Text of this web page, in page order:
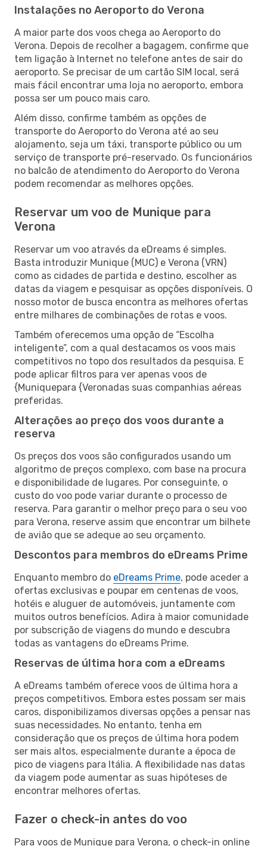
Instalações no Aeroporto do Verona
A maior parte dos voos chega ao Aeroporto do
Verona. Depois de recolher a bagagem, confirme que
tem ligação à Internet no telefone antes de sair do
aeroporto. Se precisar de um cartão SIM local, será
mais fácil encontrar uma loja no aeroporto, embora
possa ser um pouco mais caro.
Além disso, confirme também as opções de
transporte do Aeroporto do Verona até ao seu
alojamento, seja um táxi, transporte público ou um
serviço de transporte pré-reservado. Os funcionários
no balcão de atendimento do Aeroporto do Verona
podem recomendar as melhores opções.
Reservar um voo de Munique para
Verona
Reservar um voo através da eDreams é simples.
Basta introduzir Munique (MUC) e Verona (VRN)
como as cidades de partida e destino, escolher as
datas da viagem e pesquisar as opções disponíveis. O
nosso motor de busca encontra as melhores ofertas
entre milhares de combinações de rotas e voos.
Também oferecemos uma opção de “Escolha
inteligente”, com a qual destacamos os voos mais
competitivos no topo dos resultados da pesquisa. E
pode aplicar filtros para ver apenas voos de
{Muniquepara {Veronadas suas companhias aéreas
preferidas.
Alterações ao preço dos voos durante a
reserva
Os preços dos voos são configurados usando um
algoritmo de preços complexo, com base na procura
e disponibilidade de lugares. Por conseguinte, o
custo do voo pode variar durante o processo de
reserva. Para garantir o melhor preço para o seu voo
para Verona, reserve assim que encontrar um bilhete
de avião que se adeque ao seu orçamento.
Descontos para membros do eDreams Prime
Enquanto membro do eDreams Prime, pode aceder a
ofertas exclusivas e poupar em centenas de voos,
hotéis e aluguer de automóveis, juntamente com
muitos outros benefícios. Adira à maior comunidade
por subscrição de viagens do mundo e descubra
todas as vantagens do eDreams Prime.
Reservas de última hora com a eDreams
A eDreams também oferece voos de última hora a
preços competitivos. Embora estes possam ser mais
caros, disponibilizamos diversas opções a pensar nas
suas necessidades. No entanto, tenha em
consideração que os preços de última hora podem
ser mais altos, especialmente durante a época de
pico de viagens para Itália. A flexibilidade nas datas
da viagem pode aumentar as suas hipóteses de
encontrar melhores ofertas.
Fazer o check-in antes do voo
Para voos de Munique para Verona, o check-in online